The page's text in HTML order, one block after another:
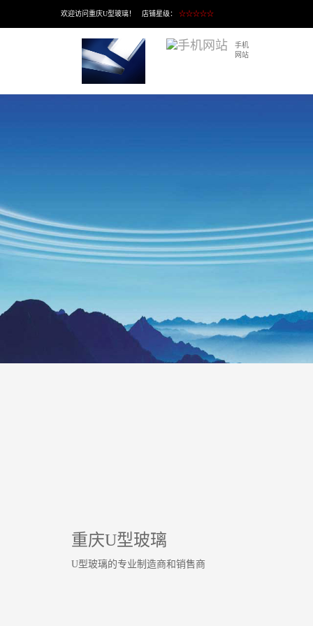
欢迎访问重庆U型玻璃！ 店铺星级： ☆☆☆☆☆
手机
网站
重庆U型玻璃
U型玻璃的专业制造商和销售商